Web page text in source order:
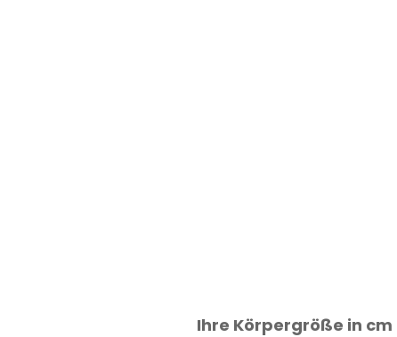
Ihre Körpergröße in cm